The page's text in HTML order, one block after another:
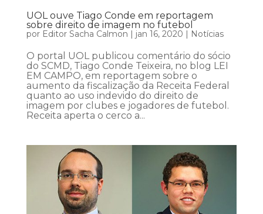
UOL ouve Tiago Conde em reportagem
sobre direito de imagem no futebol
por Editor Sacha Calmon | jan 16, 2020 | Notícias
O portal UOL publicou comentário do sócio
do SCMD, Tiago Conde Teixeira, no blog LEI
EM CAMPO, em reportagem sobre o
aumento da fiscalização da Receita Federal
quanto ao uso indevido do direito de
imagem por clubes e jogadores de futebol.
Receita aperta o cerco a...